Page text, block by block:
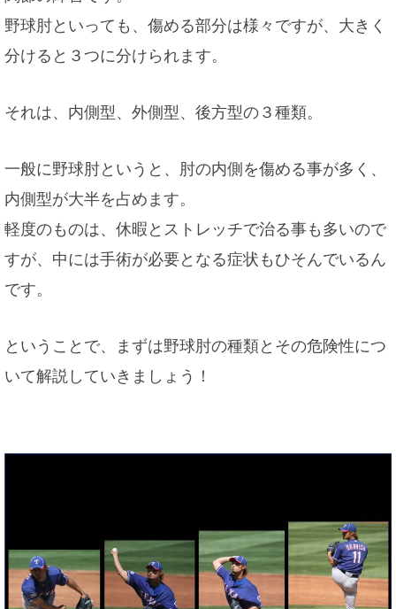
野球肘といっても、傷める部分は様々ですが、大きく
分けると３つに分けられます。
それは、内側型、外側型、後方型の３種類。
一般に野球肘というと、肘の内側を傷める事が多く、
内側型が大半を占めます。
軽度のものは、休暇とストレッチで治る事も多いので
すが、中には手術が必要となる症状もひそんでいるん
です。
ということで、まずは野球肘の種類とその危険性につ
いて解説していきましょう！